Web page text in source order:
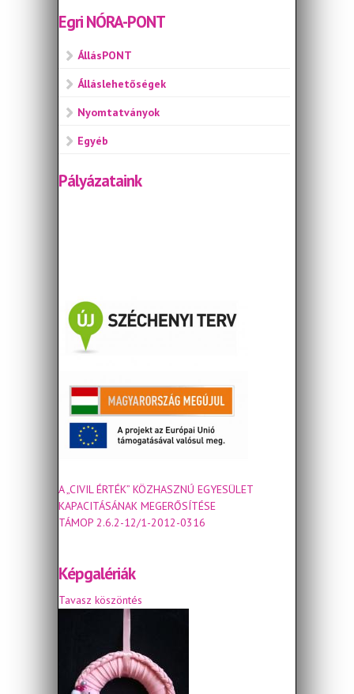
Egri NÓRA-PONT
ÁllásPONT
Álláslehetőségek
Nyomtatványok
Egyéb
Pályázataink
A „CIVIL ÉRTÉK” KÖZHASZNÚ EGYESÜLET
KAPACITÁSÁNAK MEGERŐSÍTÉSE
TÁMOP 2.6.2-12/1-2012-0316
Képgalériák
Tavasz köszöntés